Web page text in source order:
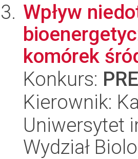
Wpływ
komórek
Konkurs:
Kierownik:
Uniwersytet
Wydział